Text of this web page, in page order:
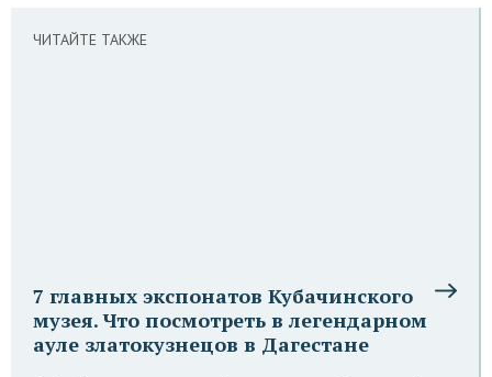
ЧИТАЙТЕ ТАКЖЕ
7 главных экспонатов Кубачинского
музея. Что посмотреть в легендарном
ауле златокузнецов в Дагестане